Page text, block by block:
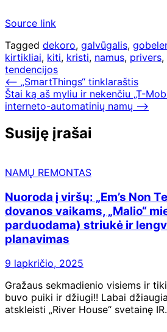
Source link
Tagged dekoro, galvūgalis,
kirtikliai, kiti, kristi, namus, privers,
tendencijos
Navigacija
tarp
⟵ „SmartThings“ tinklaraštis
Štai ką aš myliu ir nekenčiu „T-
interneto-automatinių namų ⟶
Susiję įrašai
NAMŲ REMONTAS
Nuoroda į viršų: „Em’s Non
dovanos vaikams, „Malio“
parduodama) striukė ir
planavimas
9 lapkričio, 2025
Gražaus sekmadienio visiems ir
buvo puiki ir džiugi!! Labai
atskleisti „River House“ svetainę